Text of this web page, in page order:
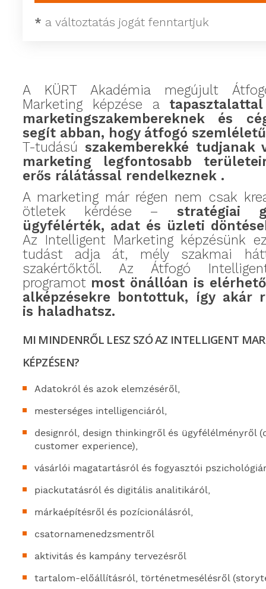
* a változtatás jogát fenntartjuk
A KÜRT Akadémia megújult
Marketing képzése a
marketingszakembereknek és
segít abban, hogy átfogó
T-tudású szakemberekké tudjanak
marketing legfontosabb
erős rálátással rendelkeznek .
A marketing már régen nem csak
ötletek kérdése –stratégiai
ügyfélérték, adat és üzleti
Az Intelligent Marketing képzésünk
tudást adja át, mély szakmai
szakértőktől. Az Átfogó
programotmost önállóan is
alképzésekre bontottuk, így akár
is haladhatsz.
MI MINDENRŐL LESZ SZÓ AZ INTELLIGENT
KÉPZÉSEN?
Adatokról és azok elemzéséről,
mesterséges intelligenciáról,
designról, design thinkingről és ügyfélélményről
customer experience),
vásárlói magatartásról és fogyasztói
piackutatásról és digitális analitikáról,
márkaépítésről és pozícionálásról,
csatornamenedzsmentről
aktivitás és kampány tervezésről
tartalom-előállításról, történetmesélésről